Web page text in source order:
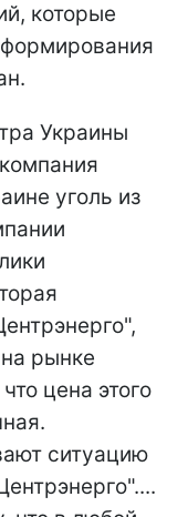
которые
Украины
уголь из
рынке
цена этого
ситуацию